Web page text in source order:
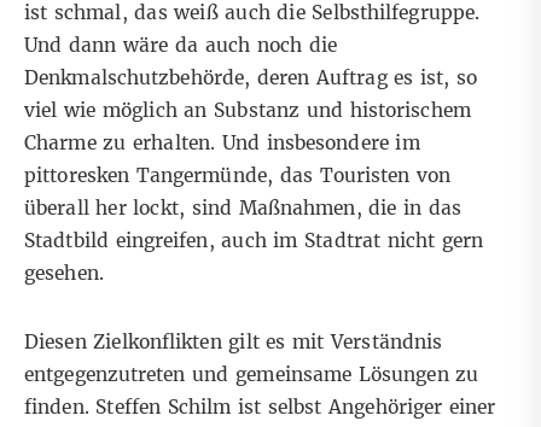
ist schmal, das weiß auch die Selbsthilfegruppe.
Und dann wäre da auch noch die
Denkmalschutzbehörde, deren Auftrag es ist, so
viel wie möglich an Substanz und historischem
Charme zu erhalten. Und insbesondere im
pittoresken Tangermünde, das Touristen von
überall her lockt, sind Maßnahmen, die in das
Stadtbild eingreifen, auch im Stadtrat nicht gern
gesehen.
Diesen Zielkonflikten gilt es mit Verständnis
entgegenzutreten und gemeinsame Lösungen zu
finden. Steffen Schilm ist selbst Angehöriger einer